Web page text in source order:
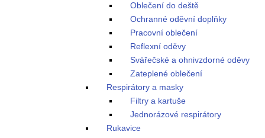
Oblečení do deště
Ochranné oděvní doplňky
Pracovní oblečení
Reflexní oděvy
Svářečské a ohnivzdorné oděvy
Zateplené oblečení
Respirátory a masky
Filtry a kartuše
Jednorázové respirátory
Rukavice